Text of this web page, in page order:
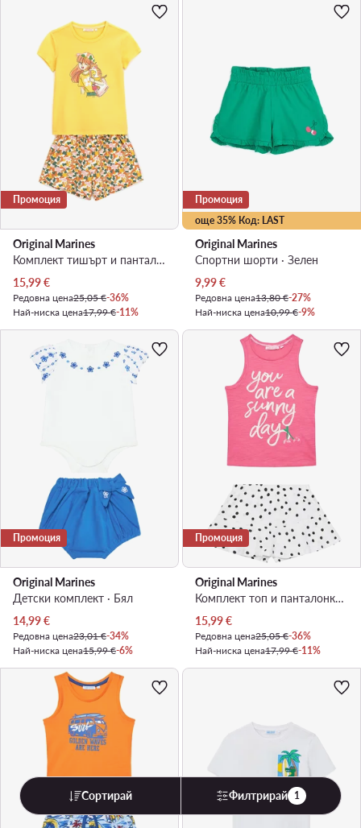
Промоция
Original Marines
Комплект тишърт и панталонки · Жълт
Актуална цена
15,99€
Редовна цена25,05 €-36%
Най-ниска цена17,99 €-11%
още 35% Код: LAST
Промоция
Original Marines
Спортни шорти · Зелен
Актуална цена
9,99€
Редовна цена13,80 €-27%
Най-ниска цена10,99 €-9%
Промоция
Original Marines
Детски комплект · Бял
Актуална цена
14,99€
Редовна цена23,01 €-34%
Най-ниска цена15,99 €-6%
Промоция
Original Marines
Комплект топ и панталонки · Розов
Актуална цена
15,99€
Редовна цена25,05 €-36%
Най-ниска цена17,99 €-11%
Сортирай Филтрирай 1